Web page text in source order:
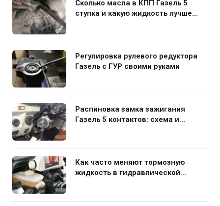
Сколько масла в КПП Газель 5
ступка и какую жидкость лучше
Регулировка рулевого редуктора
Газель с ГУР своими руками
Распиновка замка зажигания
Газель 5 контактов: схема и
Как часто меняют тормозную
жидкость в гидравлической